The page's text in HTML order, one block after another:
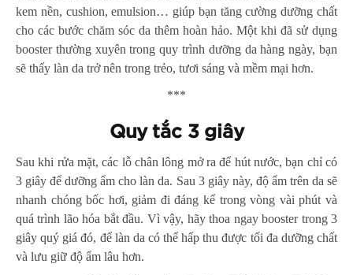
kem nền, cushion, emulsion… giúp bạn tăng cường dưỡng chất
cho các bước chăm sóc da thêm hoàn hảo. Một khi đã sử dụng
booster thường xuyên trong quy trình dưỡng da hàng ngày, bạn
sẽ thấy làn da trở nên trong trẻo, tươi sáng và mềm mại hơn.
***
Quy tắc 3 giây
Sau khi rửa mặt, các lỗ chân lông mở ra để hút nước, bạn chỉ có
3 giây để dưỡng ẩm cho làn da. Sau 3 giây này, độ ẩm trên da sẽ
nhanh chóng bốc hơi, giảm đi đáng kể trong vòng vài phút và
quá trình lão hóa bắt đầu. Vì vậy, hãy thoa ngay booster trong 3
giây quý giá đó, để làn da có thể hấp thu được tối đa dưỡng chất
và lưu giữ độ ẩm lâu hơn.